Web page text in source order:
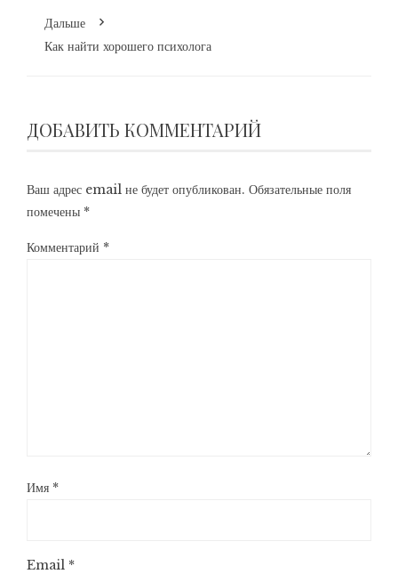
Дальше
Как найти хорошего психолога
ДОБАВИТЬ КОММЕНТАРИЙ
Ваш адрес email не будет опубликован. Обязательные поля
помечены *
Комментарий *
Имя *
Email *